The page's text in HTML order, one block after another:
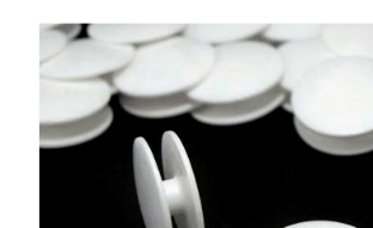
produktu
0,0
hviezdičiek.